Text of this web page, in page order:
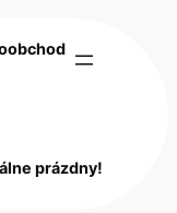
prázdny!